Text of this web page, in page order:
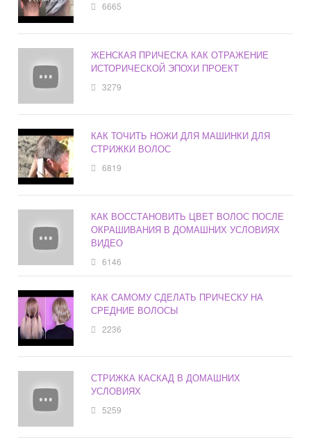
6665
ЖЕНСКАЯ ПРИЧЕСКА КАК ОТРАЖЕНИЕ
ИСТОРИЧЕСКОЙ ЭПОХИ ПРОЕКТ
3279
КАК ТОЧИТЬ НОЖИ ДЛЯ МАШИНКИ ДЛЯ
СТРИЖКИ ВОЛОС
6819
КАК ВОССТАНОВИТЬ ЦВЕТ ВОЛОС ПОСЛЕ
ОКРАШИВАНИЯ В ДОМАШНИХ УСЛОВИЯХ
ВИДЕО
6146
КАК САМОМУ СДЕЛАТЬ ПРИЧЕСКУ НА
СРЕДНИЕ ВОЛОСЫ
2236
СТРИЖКА КАСКАД В ДОМАШНИХ
УСЛОВИЯХ
5259